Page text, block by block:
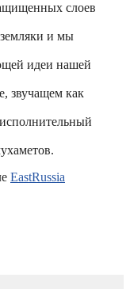
слоев
и мы
идеи нашей
звучащем как
EastRussia